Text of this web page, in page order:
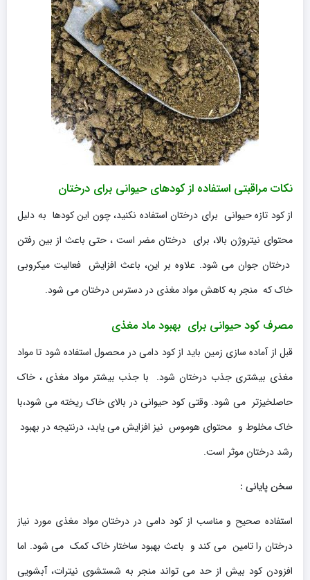
نکات مراقبتی استفاده از کودهای حیوانی برای درختان
از کود تازه حیوانی برای درختان استفاده نکنید، چون این کودها به دلیل
محتوای نیتروژن بالا، برای درختان مضر است ، حتی باعث از بین رفتن
درختان جوان می شود. علاوه بر این، باعث افزایش فعالیت میکروبی
خاک که منجر به کاهش مواد مغذی در دسترس درختان می شود.
مصرف کود حیوانی برای بهبود ماد مغذی
قبل از آماده سازی زمین باید از کود دامی در محصول استفاده شود تا مواد
مغذی بیشتری جذب درختان شود. با جذب بیشتر مواد مغذی ، خاک
حاصلخیزتر می شود. وقتی کود حیوانی در بالای خاک ریخته می شود،با
خاک مخلوط و محتوای هوموس نیز افزایش می یابد، درنتیجه در بهبود
رشد درختان موثر است.
سخن پایانی :
استفاده صحیح و مناسب از کود دامی در درختان مواد مغذی مورد نیاز
درختان را تامین می کند و باعث بهبود ساختار خاک کمک می شود. اما
افزودن کود بیش از حد می تواند منجر به شستشوی نیترات، آبشویی